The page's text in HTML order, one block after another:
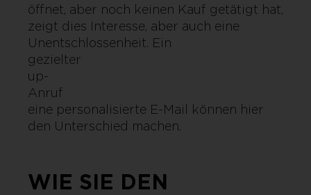
öffnet, aber noch keinen Kauf getätigt hat,
zeigt dies Interesse, aber auch eine
Unentschlossenheit. Ein
gezielter
up-
Anruf
eine personalisierte E-Mail können hier
den Unterschied machen.
WIE SIE DEN